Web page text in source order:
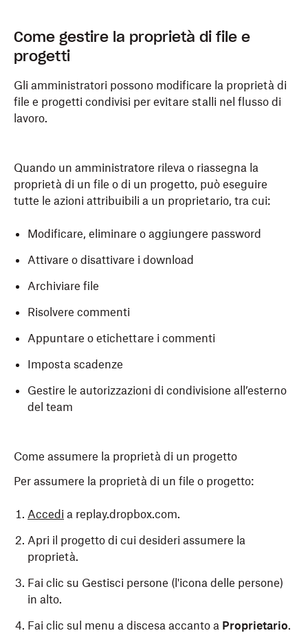
Come gestire la proprietà di file e
progetti
Gli amministratori possono modificare la proprietà di
file e progetti condivisi per evitare stalli nel flusso di
lavoro.
Quando un amministratore rileva o riassegna la
proprietà di un file o di un progetto, può eseguire
tutte le azioni attribuibili a un proprietario, tra cui:
Modificare, eliminare o aggiungere password
Attivare o disattivare i download
Archiviare file
Risolvere commenti
Appuntare o etichettare i commenti
Imposta scadenze
Gestire le autorizzazioni di condivisione all’esterno
del team
Come assumere la proprietà di un progetto
Per assumere la proprietà di un file o progetto:
Accedi a replay.dropbox.com.
Apri il progetto di cui desideri assumere la
proprietà.
Fai clic su Gestisci persone (l'icona delle persone)
in alto.
Fai clic sul menu a discesa accanto a Proprietario.